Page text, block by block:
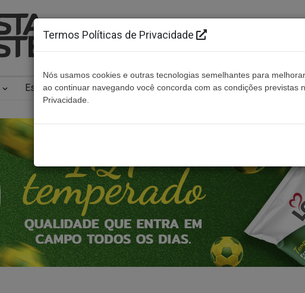
Especiais Cidades Ouça ao vivo Contato
Termos Políticas de Privacidade
Nós usamos cookies e outras tecnologias semelhantes para
ao continuar navegando você concorda com as condições previstas
Privacidade.